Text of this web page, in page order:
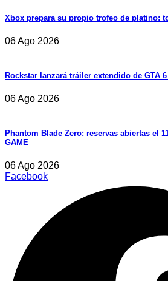
Xbox prepara su propio trofeo de platino:
06 Ago 2026
Rockstar lanzará tráiler extendido de GTA
06 Ago 2026
Phantom Blade Zero: reservas abiertas el
GAME
06 Ago 2026
Facebook